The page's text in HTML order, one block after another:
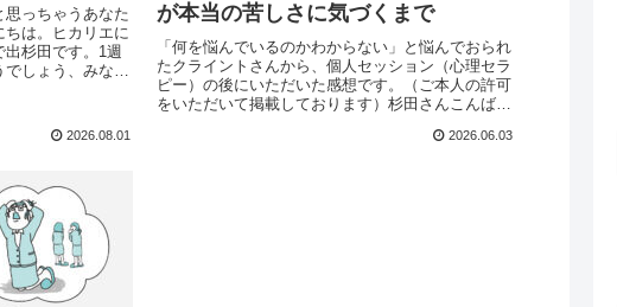
思っちゃうあなた
ちは。ヒカリエに
杉田です。1週
でしょう、みなさ
2026.08.01
が本当の苦しさに気づくまで
「何を悩んでいるのかわからない」と悩んでおられ
たクライントさんから、個人セッション（心理セラ
ピー）の後にいただいた感想です。（ご本人の許可
をいただいて掲載しております）杉田さんこんばん
2026.06.03